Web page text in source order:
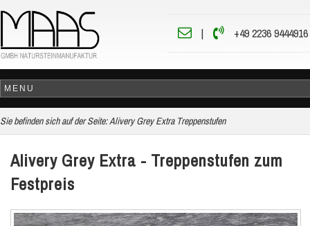
| +49 2236 9444916
Sie befinden sich auf der Seite:Alivery Grey Extra Treppenstufen
Alivery Grey Extra - Treppenstufen zum
Festpreis